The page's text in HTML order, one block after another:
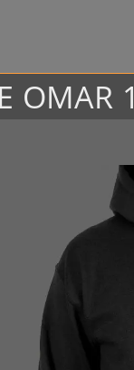
OMAR 1